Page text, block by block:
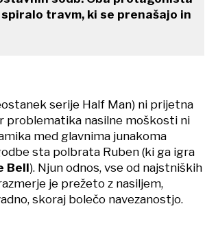
travm, ki se prenašajo in
serije Half Man) ni prijetna
problematika nasilne moškosti ni
med glavnima junakoma
sta polbrata Ruben (ki ga igra
Bell). Njun odnos, vse od najstniških
je prežeto z nasiljem,
skoraj bolečo navezanostjo.